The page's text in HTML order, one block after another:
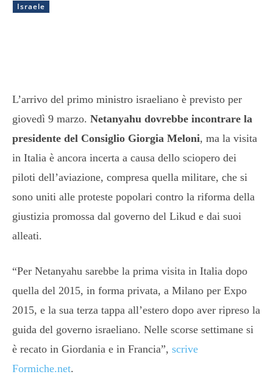
Israele
L’arrivo del primo ministro israeliano è previsto per
giovedì 9 marzo. Netanyahu dovrebbe incontrare la
presidente del Consiglio Giorgia Meloni, ma la visita
in Italia è ancora incerta a causa dello sciopero dei
piloti dell’aviazione, compresa quella militare, che si
sono uniti alle proteste popolari contro la riforma della
giustizia promossa dal governo del Likud e dai suoi
alleati.
“Per Netanyahu sarebbe la prima visita in Italia dopo
quella del 2015, in forma privata, a Milano per Expo
2015, e la sua terza tappa all’estero dopo aver ripreso la
guida del governo israeliano. Nelle scorse settimane si
è recato in Giordania e in Francia”, scrive
Formiche.net.